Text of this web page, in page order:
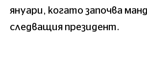
януари, когато започва
следващия президент.